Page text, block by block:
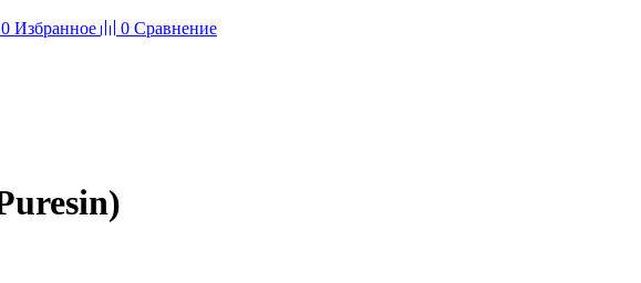
0 Избранное 0 Сравнение